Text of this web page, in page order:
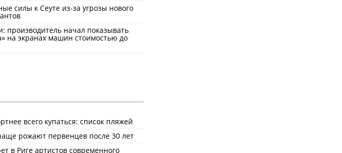
силы к Сеуте из-за угрозы нового
производитель начал показывать
на экранах машин стоимостью до
всего купаться: список пляжей
рожают первенцев после 30 лет
в Риге артистов современного